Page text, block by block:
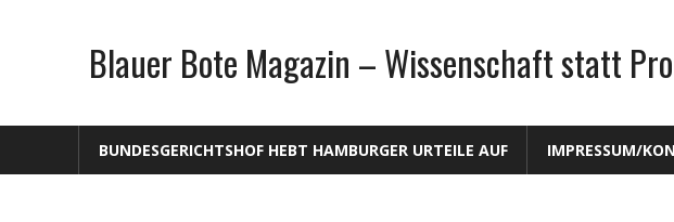
Blauer Bote Magazin – Wissenschaft statt
BUNDESGERICHTSHOF HEBT HAMBURGER URTEILE AUF IMPRESSUM/